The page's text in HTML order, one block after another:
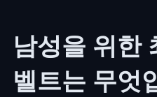
남성을 위한
벨트는 무엇